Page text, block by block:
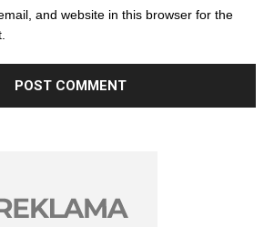
and website in this browser for the